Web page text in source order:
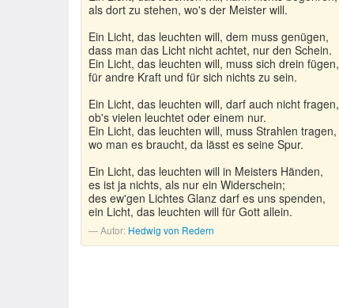
als dort zu stehen, wo's der Meister will.
Ein Licht, das leuchten will, dem muss genügen,
dass man das Licht nicht achtet, nur den Schein.
Ein Licht, das leuchten will, muss sich drein fügen,
für andre Kraft und für sich nichts zu sein.
Ein Licht, das leuchten will, darf auch nicht fragen,
ob's vielen leuchtet oder einem nur.
Ein Licht, das leuchten will, muss Strahlen tragen,
wo man es braucht, da lässt es seine Spur.
Ein Licht, das leuchten will in Meisters Händen,
es ist ja nichts, als nur ein Widerschein;
des ew'gen Lichtes Glanz darf es uns spenden,
ein Licht, das leuchten will für Gott allein.
Autor: Hedwig von Redern